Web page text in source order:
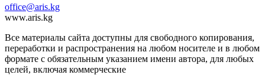
office@aris.kg
www.aris.kg
Все материалы сайта доступны для свободного копирования,
переработки и распространения на любом носителе и в любом
формате с обязательным указанием имени автора, для любых
целей, включая коммерческие